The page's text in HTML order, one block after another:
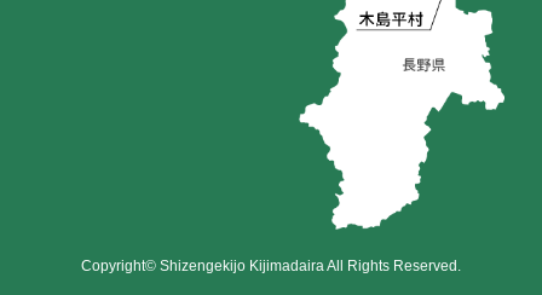
Copyright© Shizengekijo Kijimadaira All Rights Reserved.